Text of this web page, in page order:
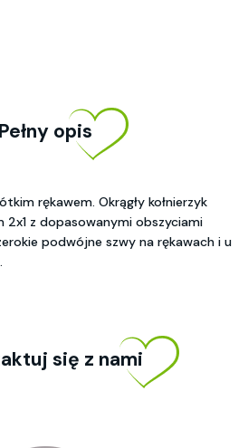
Pełny opis
rękawem. Okrągły kołnierzyk
2x1 z dopasowanymi obszyciami
podwójne szwy na rękawach i u
się z nami